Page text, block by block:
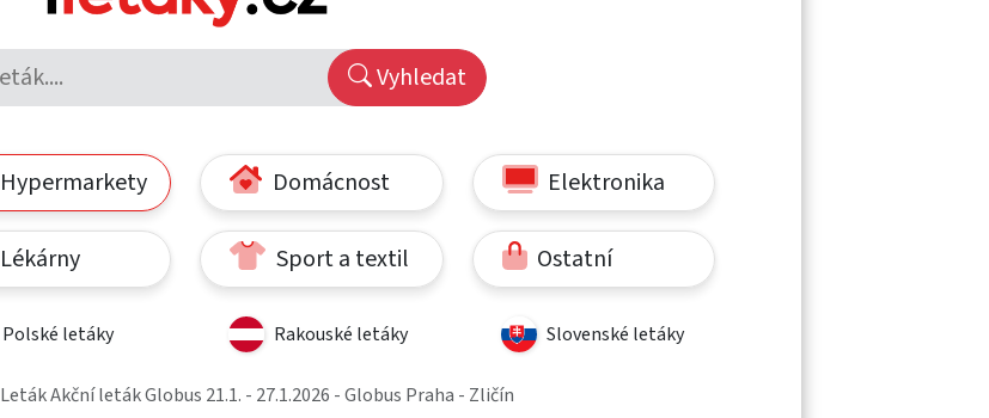
Vyhledat
Hypermarkety Domácnost Elektronika
Lékárny Sport a textil Ostatní
Polské letáky Rakouské letáky Slovenské letáky
Leták Akční leták Globus 21.1. - 27.1.2026 - Globus Praha - Zličín